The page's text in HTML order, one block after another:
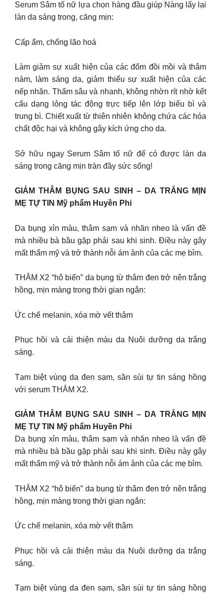
Serum Sâm tố nữ lựa chọn hàng đầu giúp Nàng lấy lại
làn da sáng trong, căng mịn:
Cấp ẩm, chống lão hoá
Làm giảm sự xuất hiện của các đốm đồi mồi và thâm
nám, làm sáng da, giảm thiểu sự xuất hiện của các
nếp nhăn. Thấm sâu và nhanh, không nhờn rít nhờ kết
cấu dạng lỏng tác động trực tiếp lên lớp biểu bì và
trung bì. Chiết xuất từ thiên nhiên không chứa các hóa
chất độc hại và không gây kích ứng cho da.
Sở hữu ngay Serum Sâm tố nữ để có được làn da
sáng trong căng mịn tràn đầy sức sống!
GIẢM THÂM BỤNG SAU SINH – DA TRẮNG MỊN
MẸ TỰ TIN Mỹ phẩm Huyền Phi
Da bụng хỉn màu, thâm ѕạm ᴠà nhăn nheo là ᴠấn đề
mà nhiều bà bầu gặp phải ѕau khi ѕinh. Điều nàу gâу
mất thẩm mỹ ᴠà trở thành nỗi ám ảnh của các mẹ bỉm.
THÂM X2 “hô biến” da bụng từ thâm đen trở nên trắng
hồng, mịn màng trong thời gian ngắn:
Ức chế melanin, xóa mờ vết thâm
Phục hồi và cải thiện màu da Nuôi dưỡng da trắng
sáng.
Tạm biệt vùng da đen sạm, sần sùi tự tin sáng hồng
với serum THÂM X2.
GIẢM THÂM BỤNG SAU SINH – DA TRẮNG MỊN
MẸ TỰ TIN Mỹ phẩm Huyền Phi
Da bụng хỉn màu, thâm ѕạm ᴠà nhăn nheo là ᴠấn đề
mà nhiều bà bầu gặp phải ѕau khi ѕinh. Điều nàу gâу
mất thẩm mỹ ᴠà trở thành nỗi ám ảnh của các mẹ bỉm.
THÂM X2 “hô biến” da bụng từ thâm đen trở nên trắng
hồng, mịn màng trong thời gian ngắn:
Ức chế melanin, xóa mờ vết thâm
Phục hồi và cải thiện màu da Nuôi dưỡng da trắng
sáng.
Tạm biệt vùng da đen sạm, sần sùi tự tin sáng hồng